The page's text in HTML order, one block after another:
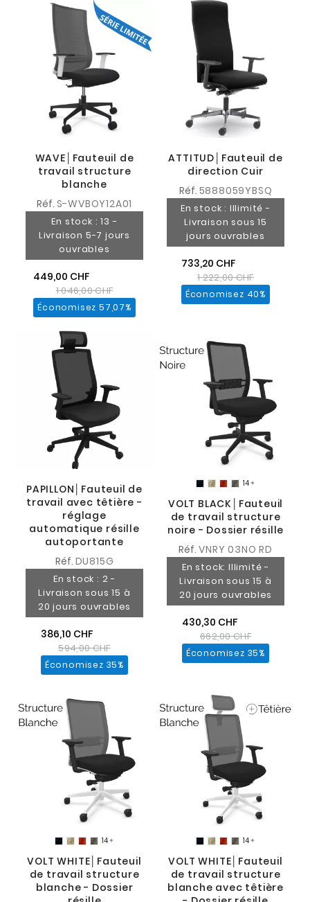
WAVE│Fauteuil de
travail structure
blanche
Réf. S-WVBOY12A01
En stock : 13 -
Livraison 5-7 jours
ouvrables
449,00 CHF
1 046,00 CHF
Économisez 57,07%
ATTITUD│Fauteuil de
direction Cuir
Réf. 5888059YBSQ
En stock : Illimité -
Livraison sous 15
jours ouvrables
733,20 CHF
1 222,00 CHF
Économisez 40%
PAPILLON│Fauteuil de
travail avec têtière -
réglage
automatique résille
autoportante
Réf. DU815G
En stock : 2 -
Livraison sous 15 à
20 jours ouvrables
386,10 CHF
594,00 CHF
Économisez 35%
14 
VOLT BLACK│Fauteuil
de travail structure
noire - Dossier résille
Réf.VNRY 03NO RD
En stock: Illimité -
Livraison sous 15 à
20 jours ouvrables
430,30 CHF
662,00 CHF
Économisez 35%
14 
VOLT WHITE│Fauteuil
de travail structure
blanche - Dossier
14 
VOLT WHITE│Fauteuil
de travail structure
blanche avec têtière